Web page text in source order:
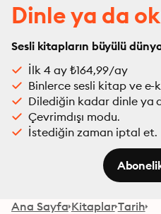
Dinle ya da
Sesli kitapların büyülü
İlk 4 ay ₺164,99/ay
Binlerce sesli kitap ve e-
Dilediğin kadar dinle ya
Çevrimdışı modu.
İstediğin zaman iptal et.
Ana Sayfa Kitaplar Tarih